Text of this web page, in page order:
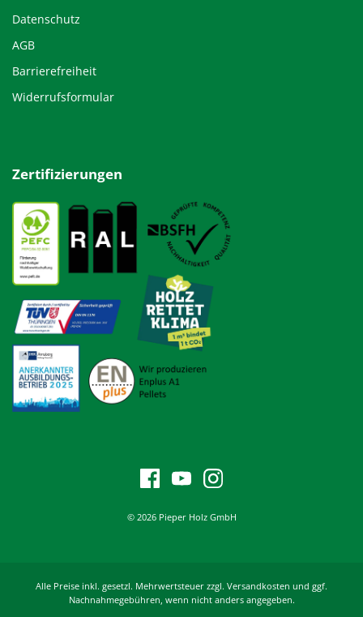
Datenschutz
AGB
Barrierefreiheit
Widerrufsformular
Zertifizierungen
© 2026 Pieper Holz GmbH
Alle Preise inkl. gesetzl. Mehrwertsteuer zzgl. Versandkosten und ggf.
Nachnahmegebühren, wenn nicht anders angegeben.